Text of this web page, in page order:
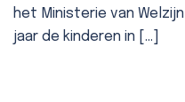
het Ministerie van
jaar de kinderen in […]